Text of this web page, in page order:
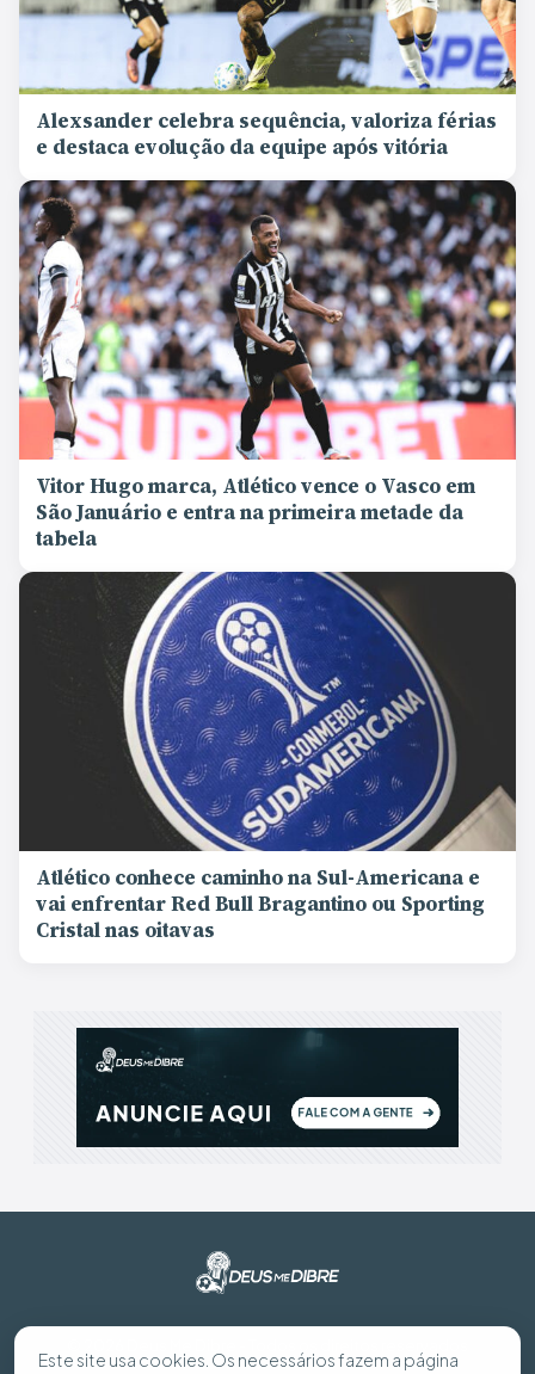
Alexsander celebra sequência, valoriza férias
e destaca evolução da equipe após vitória
Vitor Hugo marca, Atlético vence o Vasco em
São Januário e entra na primeira metade da
tabela
Atlético conhece caminho na Sul-Americana e
vai enfrentar Red Bull Bragantino ou Sporting
Cristal nas oitavas
Este site usa cookies. Os necessários fazem a página